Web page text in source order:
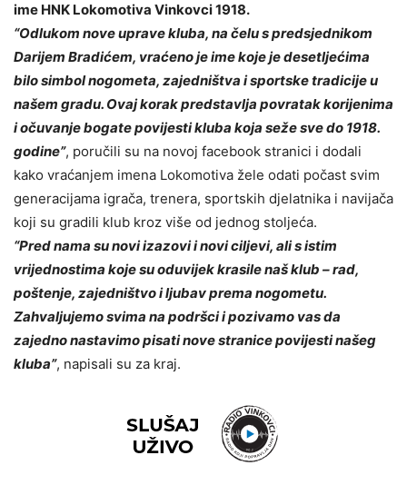
ime HNK Lokomotiva Vinkovci 1918.
“Odlukom nove uprave kluba, na čelu s predsjednikom
Darijem Bradićem, vraćeno je ime koje je desetljećima
bilo simbol nogometa, zajedništva i sportske tradicije u
našem gradu. Ovaj korak predstavlja povratak korijenima
i očuvanje bogate povijesti kluba koja seže sve do 1918.
godine”, poručili su na novoj facebook stranici i dodali
kako vraćanjem imena Lokomotiva žele odati počast svim
generacijama igrača, trenera, sportskih djelatnika i navijača
koji su gradili klub kroz više od jednog stoljeća.
“Pred nama su novi izazovi i novi ciljevi, ali s istim
vrijednostima koje su oduvijek krasile naš klub – rad,
poštenje, zajedništvo i ljubav prema nogometu.
Zahvaljujemo svima na podršci i pozivamo vas da
zajedno nastavimo pisati nove stranice povijesti našeg
kluba”, napisali su za kraj.